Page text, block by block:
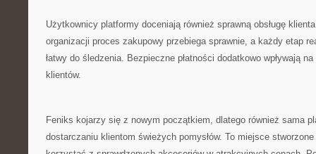
Użytkownicy platformy doceniają również sprawną obsługę
organizacji proces zakupowy przebiega sprawnie, a każdy etap
łatwy do śledzenia. Bezpieczne płatności dodatkowo wpływają
klientów.
Feniks kojarzy się z nowym początkiem, dlatego również sama
dostarczaniu klientom świeżych pomysłów. To miejsce